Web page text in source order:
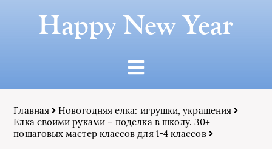
Happy New Year
Главная
Новогодняя елка: игрушки, украшения
Елка своими руками – поделка в школу. 30+
пошаговых мастер классов для 1-4 классов